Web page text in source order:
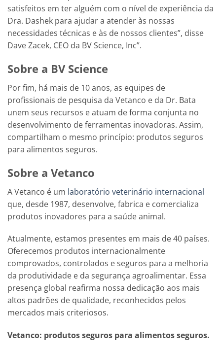
satisfeitos em ter alguém com o nível de experiência da
Dra. Dashek para ajudar a atender às nossas
necessidades técnicas e às de nossos clientes”, disse
Dave Zacek, CEO da BV Science, Inc”.
Sobre a BV Science
Por fim, há mais de 10 anos, as equipes de
profissionais de pesquisa da Vetanco e da Dr. Bata
unem seus recursos e atuam de forma conjunta no
desenvolvimento de ferramentas inovadoras. Assim,
compartilham o mesmo princípio: produtos seguros
para alimentos seguros.
Sobre a Vetanco
A Vetanco é um laboratório veterinário internacional
que, desde 1987, desenvolve, fabrica e comercializa
produtos inovadores para a saúde animal.
Atualmente, estamos presentes em mais de 40 países.
Oferecemos produtos internacionalmente
comprovados, controlados e seguros para a melhoria
da produtividade e da segurança agroalimentar. Essa
presença global reafirma nossa dedicação aos mais
altos padrões de qualidade, reconhecidos pelos
mercados mais criteriosos.
Vetanco: produtos seguros para alimentos seguros.